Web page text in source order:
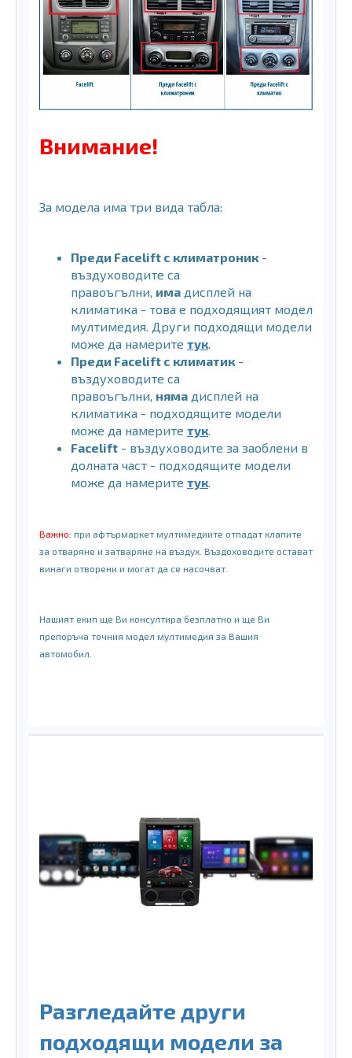
Внимание!
За модела има три вида табла:
Преди Facelift с климатроник -
въздуховодите са
правоъгълни, има дисплей на
климатика - това е подходящият модел
мултимедия. Други подходящи модели
може да намерите тук.
Преди Facelift с климатик -
въздуховодите са
правоъгълни, няма дисплей на
климатика - подходящите модели
може да намерите тук.
Facelift - въздуховодите за заоблени в
долната част - подходящите модели
може да намерите тук.
Важно: при афтърмаркет мултимедиите отпадат клапите
за отваряне и затваряне на въздух. Въздоховодите остават
винаги отворени и могат да се насочват.
Нашият екип ще Ви консултира безплатно и ще Ви
препоръча точния модел мултимедия за Вашия
автомобил.
Разгледайте други
подходящи модели за